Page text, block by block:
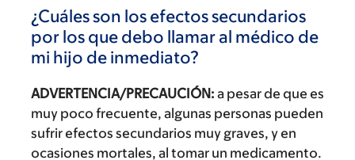
¿Cuáles son los efectos secundarios
por los que debo llamar al médico de
mi hijo de inmediato?
ADVERTENCIA/PRECAUCIÓN: a pesar de que es
muy poco frecuente, algunas personas pueden
sufrir efectos secundarios muy graves, y en
ocasiones mortales, al tomar un medicamento.